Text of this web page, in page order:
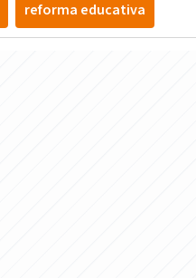
reforma educativa